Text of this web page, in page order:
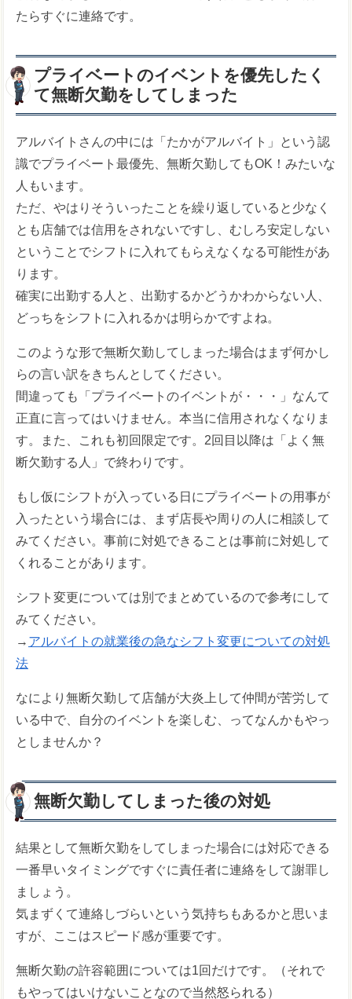
たらすぐに連絡です。
プライベートのイベントを優先したく
て無断欠勤をしてしまった
アルバイトさんの中には「たかがアルバイト」という認
識でプライベート最優先、無断欠勤してもOK！みたいな
人もいます。
ただ、やはりそういったことを繰り返していると少なく
とも店舗では信用をされないですし、むしろ安定しない
ということでシフトに入れてもらえなくなる可能性があ
ります。
確実に出勤する人と、出勤するかどうかわからない人、
どっちをシフトに入れるかは明らかですよね。
このような形で無断欠勤してしまった場合はまず何かし
らの言い訳をきちんとしてください。
間違っても「プライベートのイベントが・・・」なんて
正直に言ってはいけません。本当に信用されなくなりま
す。また、これも初回限定です。2回目以降は「よく無
断欠勤する人」で終わりです。
もし仮にシフトが入っている日にプライベートの用事が
入ったという場合には、まず店長や周りの人に相談して
みてください。事前に対処できることは事前に対処して
くれることがあります。
シフト変更については別でまとめているので参考にして
みてください。
→ アルバイトの就業後の急なシフト変更についての対処
法
なにより無断欠勤して店舗が大炎上して仲間が苦労して
いる中で、自分のイベントを楽しむ、ってなんかもやっ
としませんか？
無断欠勤してしまった後の対処
結果として無断欠勤をしてしまった場合には対応できる
一番早いタイミングですぐに責任者に連絡をして謝罪し
ましょう。
気まずくて連絡しづらいという気持ちもあるかと思いま
すが、ここはスピード感が重要です。
無断欠勤の許容範囲については1回だけです。（それで
もやってはいけないことなので当然怒られる）